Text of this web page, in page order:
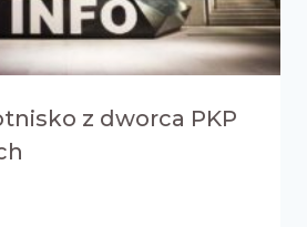
z dworca PKP